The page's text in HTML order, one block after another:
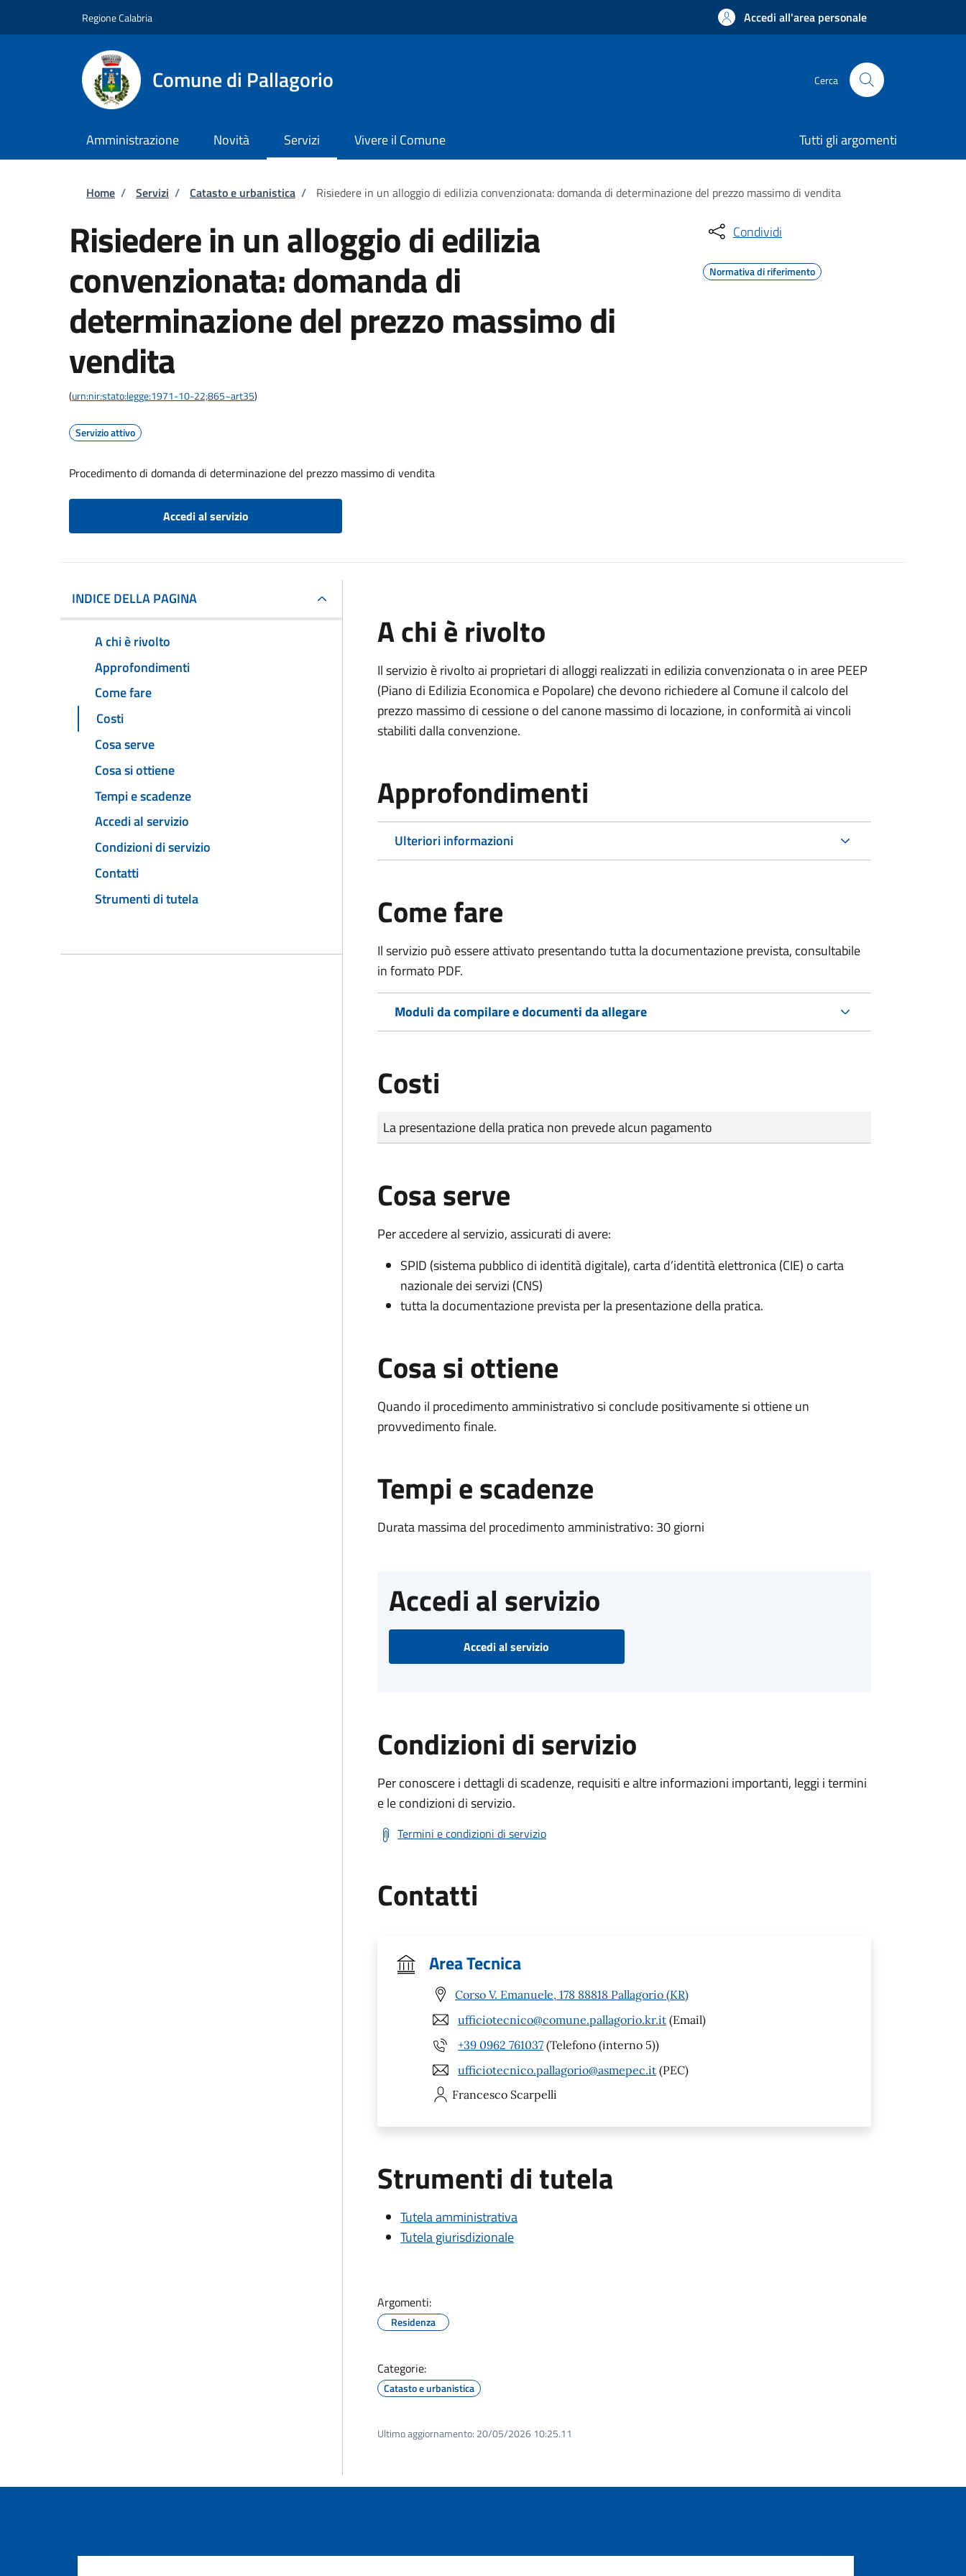
Regione Calabria Accedi all'area personale
Comune di Pallagorio Cerca
Amministrazione Novità Servizi Vivere il Comune Tutti gli argomenti
Briciole di pane
Home / Servizi / Catasto e urbanistica / Risiedere in un alloggio di edilizia convenzionata: domanda di determinazione del prezzo massimo di vendita
Risiedere in un alloggio di edilizia
convenzionata: domanda di
determinazione del prezzo massimo di
vendita
(urn:nir:stato:legge:1971-10-22;865~art35)
Servizio attivo
Procedimento di domanda di determinazione del prezzo massimo di vendita
Accedi al servizio
Condividi
Normativa di riferimento
INDICE DELLA PAGINA
A chi è rivolto
Approfondimenti
Come fare
Costi
Cosa serve
Cosa si ottiene
Tempi e scadenze
Accedi al servizio
Condizioni di servizio
Contatti
Strumenti di tutela
A chi è rivolto
Il servizio è rivolto ai proprietari di alloggi realizzati in edilizia convenzionata o in aree PEEP
(Piano di Edilizia Economica e Popolare) che devono richiedere al Comune il calcolo del
prezzo massimo di cessione o del canone massimo di locazione, in conformità ai vincoli
stabiliti dalla convenzione.
Approfondimenti
Ulteriori informazioni
Come fare
Il servizio può essere attivato presentando tutta la documentazione prevista, consultabile
in formato PDF.
Moduli da compilare e documenti da allegare
Costi
Tipo di pagamento
Importo
La presentazione della pratica non prevede alcun pagamento
Cosa serve
Per accedere al servizio, assicurati di avere:
SPID (sistema pubblico di identità digitale), carta d’identità elettronica (CIE) o carta
nazionale dei servizi (CNS)
tutta la documentazione prevista per la presentazione della pratica.
Cosa si ottiene
Quando il procedimento amministrativo si conclude positivamente si ottiene un
provvedimento finale.
Tempi e scadenze
Durata massima del procedimento amministrativo: 30 giorni
Accedi al servizio
Accedi al servizio
Condizioni di servizio
Per conoscere i dettagli di scadenze, requisiti e altre informazioni importanti, leggi i termini
e le condizioni di servizio.
Termini e condizioni di servizio
Contatti
Area Tecnica
Corso V. Emanuele, 178 88818 Pallagorio (KR)
ufficiotecnico@comune.pallagorio.kr.it (Email)
+39 0962 761037 (Telefono (interno 5))
ufficiotecnico.pallagorio@asmepec.it (PEC)
Francesco Scarpelli
Strumenti di tutela
Tutela amministrativa
Tutela giurisdizionale
Argomenti:
Residenza
Categorie:
Catasto e urbanistica
Ultimo aggiornamento: 20/05/2026 10:25.11